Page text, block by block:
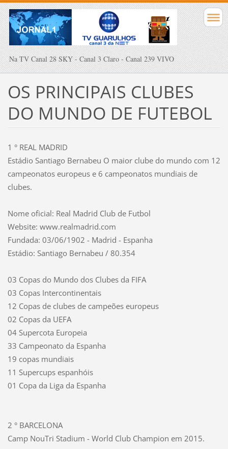
Na TV Canal 28 SKY - Canal 3 Claro - Canal 239 VIVO
OS PRINCIPAIS CLUBES
DO MUNDO DE FUTEBOL
1 ° REAL MADRID
Estádio Santiago Bernabeu O maior clube do mundo com 12
campeonatos europeus e 6 campeonatos mundiais de
clubes.
Nome oficial: Real Madrid Club de Futbol
Website: www.realmadrid.com
Fundada: 03/06/1902 - Madrid - Espanha
Estádio: Santiago Bernabeu / 80.354
03 Copas do Mundo dos Clubes da FIFA
03 Copas Intercontinentais
12 Copas de clubes de campeões europeus
02 Copas da UEFA
04 Supercota Europeia
33 Campeonato da Espanha
19 copas mundiais
11 Supercups espanhóis
01 Copa da Liga da Espanha
2 ° BARCELONA
Camp NouTri Stadium - World Club Champion em 2015.